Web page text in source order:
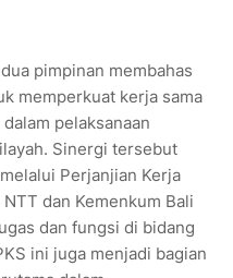
pimpinan membahas
memperkuat kerja sama
pelaksanaan
Sinergi tersebut
Perjanjian Kerja
dan Kemenkum Bali
dan fungsi di bidang
ini juga menjadi bagian